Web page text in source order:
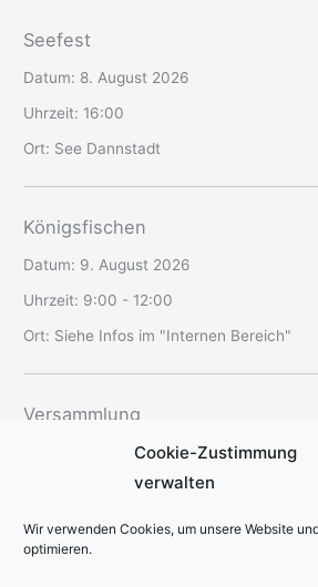
Cookie-Zustimmung
verwalten
Wir verwenden Cookies, um unsere Website
optimieren.
Seefest
Datum: 8. August 2026
Uhrzeit: 16:00
Ort: See Dannstadt
Königsfischen
Datum: 9. August 2026
Uhrzeit: 9:00 - 12:00
Ort: Siehe Infos im "Internen Bereich"
Versammlung
12. August 2026
19:30 - 22:00
Ort:SAV-Vereinsheim Schriesheim